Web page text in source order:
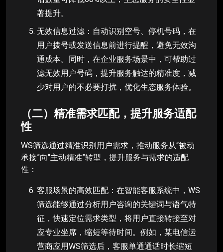
著提升。
无效信息过滤：自动识别空号、停机号码，在
用户拨号或发送信息前进行提醒，避免无效沟
通成本。同时，在企业服务场景中，可帮助过
滤无效用户号码，提升服务触达的精准度，减
少对用户的不必要打扰，优化生态服务体验。
（二）精准需求匹配，提升服务适配
性
WS筛选通过精准识别用户需求，推动服务从“被动
承接”向“主动精准”转型，提升服务与需求的适配
性：
客服场景的高效匹配：在智能客服系统中，WS
筛选能够通过分析用户咨询的关键词与语气特
征，快速定位需求类型，将用户直接转接至对
应专业坐席，缩短等待时间。例如，某电信运
营商应用WS筛选后，客服单通通话时长缩短